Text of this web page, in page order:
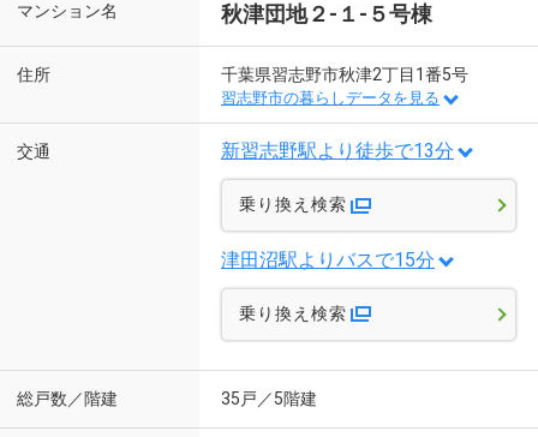
マンション名 秋津団地２-１-５号棟
住所 千葉県習志野市秋津2丁目1番5号
習志野市の暮らしデータを見る
交通 新習志野駅より徒歩で13分
乗り換え検索
津田沼駅よりバスで15分
乗り換え検索
総戸数／階建 35戸／5階建